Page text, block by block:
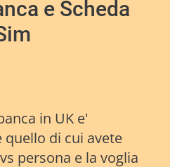
e Scheda
in UK e'
quello di cui avete
persona e la voglia